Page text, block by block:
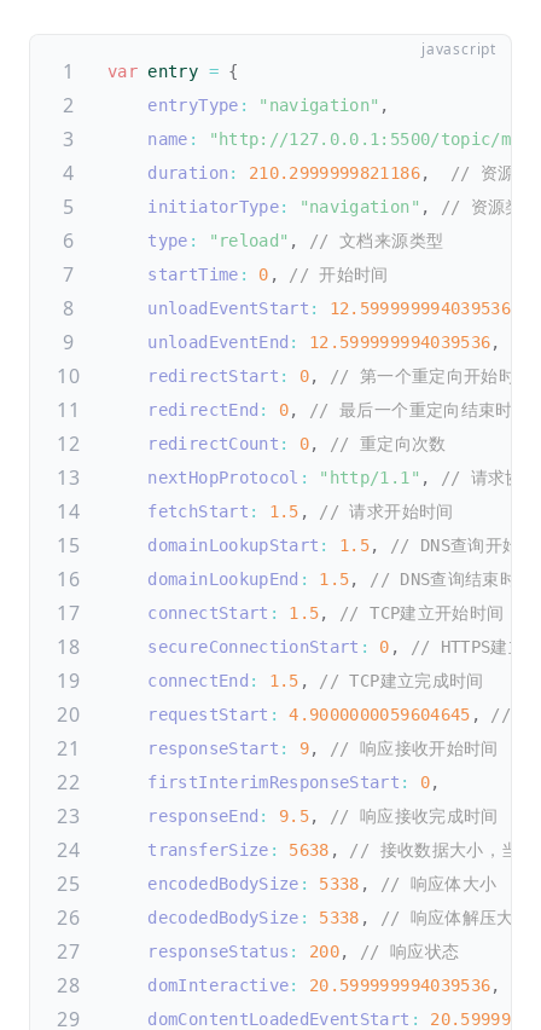
var entry = {
entryType : "navigation" ,
name :
"http://127.0.0.1:5500/topic/
duration : 210.2999999821186,
// 资源加
initiatorType: "navigation" ,
// 资源类型
type : "reload" ,
// 文档来源类型
startTime : 0 ,
// 开始时间
unloadEventStart : 12.599999994039536
unloadEventEnd : 12.599999994039536,
redirectStart : 0,
// 第一个重定向开始时间
redirectEnd : 0,
// 最后一个重定向结束时间
redirectCount : 0,
// 重定向次数
nextHopProtocol : "http/1.1" ,
// 请求协议
fetchStart : 1.5 ,
// 请求开始时间
domainLookupStart : 1.5,
// DNS查询开始时
domainLookupEnd : 1.5,
// DNS查询结束时间
connectStart : 1.5,
// TCP建立开始时间
secureConnectionStart : 0 ,
// HTTPS建立
connectEnd : 1.5 ,
// TCP建立完成时间
requestStart : 4.9000000059604645 ,
// 请
responseStart : 9,
// 响应接收开始时间
firstInterimResponseStart : 0,
responseEnd : 9.5,
// 响应接收完成时间
transferSize : 5638 ,
// 接收数据大小，当
encodedBodySize : 5338 ,
// 响应体大小
decodedBodySize : 5338 ,
// 响应体解压大小
responseStatus : 200,
// 响应状态
domInteractive: 20.599999994039536,
domContentLoadedEventStart :